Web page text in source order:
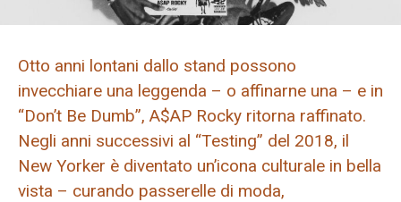
Otto anni lontani dallo stand possono
invecchiare una leggenda – o affinarne una – e in
“Don’t Be Dumb”, A$AP Rocky ritorna raffinato.
Negli anni successivi al “Testing” del 2018, il
New Yorker è diventato un’icona culturale in bella
vista – curando passerelle di moda,